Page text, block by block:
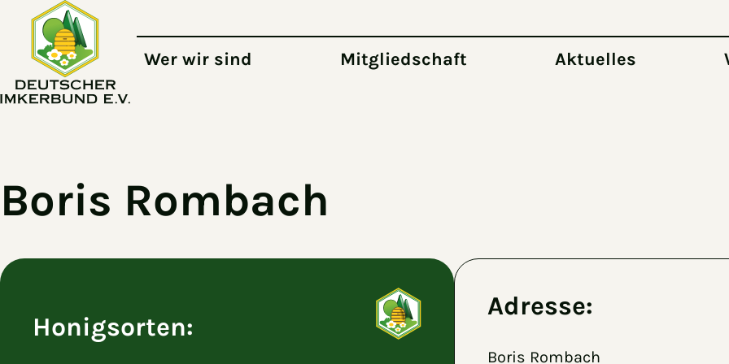
Zum Hauptinhalt springen
Wer wir sind Mitgliedschaft Aktuelles
Boris Rombach
Honigsorten:
Adresse:
Boris Rombach